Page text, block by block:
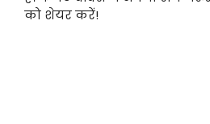
को शेयर करें!